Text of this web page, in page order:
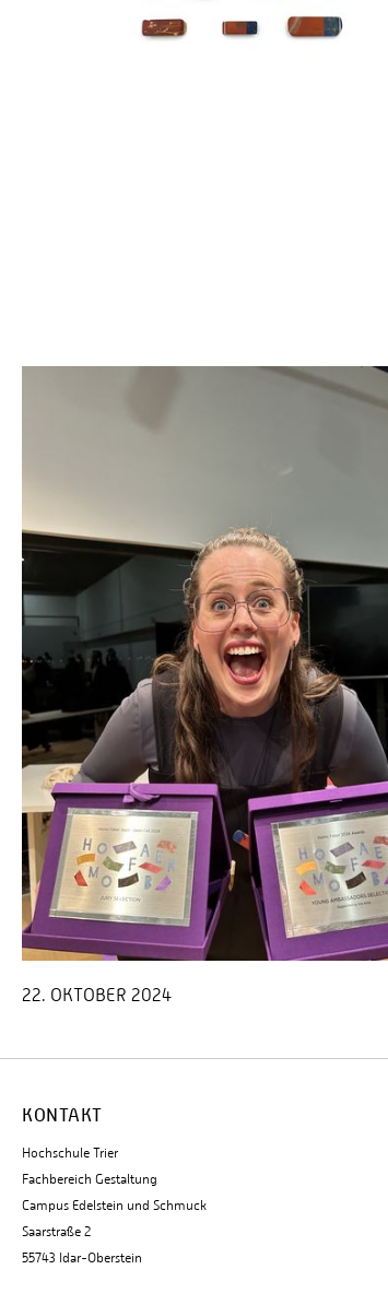
22. OKTOBER 2024
KONTAKT
Hochschule Trier
Fachbereich Gestaltung
Campus Edelstein und Schmuck
Saarstraße 2
55743 Idar-Oberstein